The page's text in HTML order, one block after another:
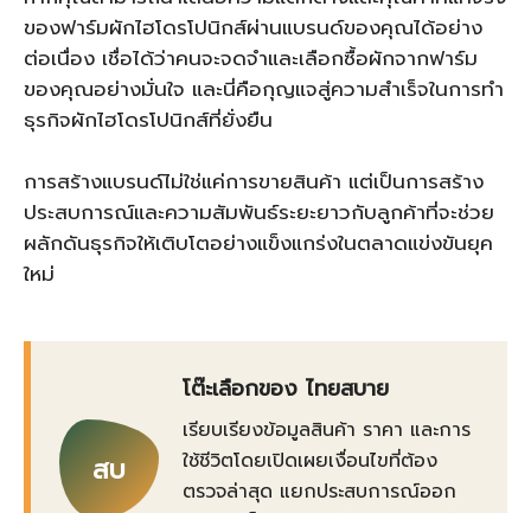
ของฟาร์มผักไฮโดรโปนิกส์ผ่านแบรนด์ของคุณได้อย่าง
ต่อเนื่อง เชื่อได้ว่าคนจะจดจำและเลือกซื้อผักจากฟาร์ม
ของคุณอย่างมั่นใจ และนี่คือกุญแจสู่ความสำเร็จในการทำ
ธุรกิจผักไฮโดรโปนิกส์ที่ยั่งยืน
การสร้างแบรนด์ไม่ใช่แค่การขายสินค้า แต่เป็นการสร้าง
ประสบการณ์และความสัมพันธ์ระยะยาวกับลูกค้าที่จะช่วย
ผลักดันธุรกิจให้เติบโตอย่างแข็งแกร่งในตลาดแข่งขันยุค
ใหม่
สบ
โต๊ะเลือกของ ไทยสบาย
เรียบเรียงข้อมูลสินค้า ราคา และการ
ใช้ชีวิตโดยเปิดเผยเงื่อนไขที่ต้อง
ตรวจล่าสุด แยกประสบการณ์ออก